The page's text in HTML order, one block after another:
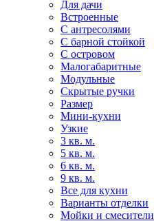
Для дачи
Встроенные
С антресолями
С барной стойкой
С островом
Малогабаритные
Модульные
Скрытые ручки
Размер
Мини-кухни
Узкие
3 кв. м.
5 кв. м.
6 кв. м.
9 кв. м.
Все для кухни
Варианты отделки
Мойки и смесители